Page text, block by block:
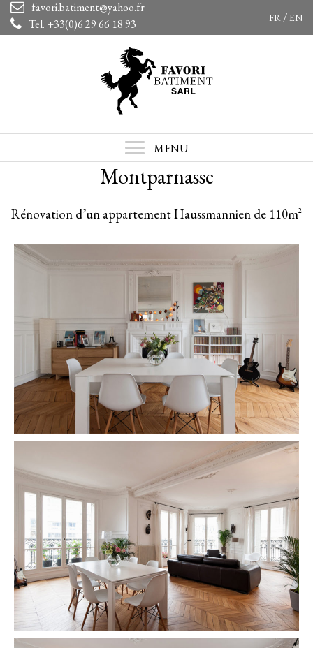
favori.batiment@yahoo.fr
Tel. +33(0)6 29 66 18 93
FR /EN
MENU
Montparnasse
Rénovation d’un appartement Haussmannien de 110m²